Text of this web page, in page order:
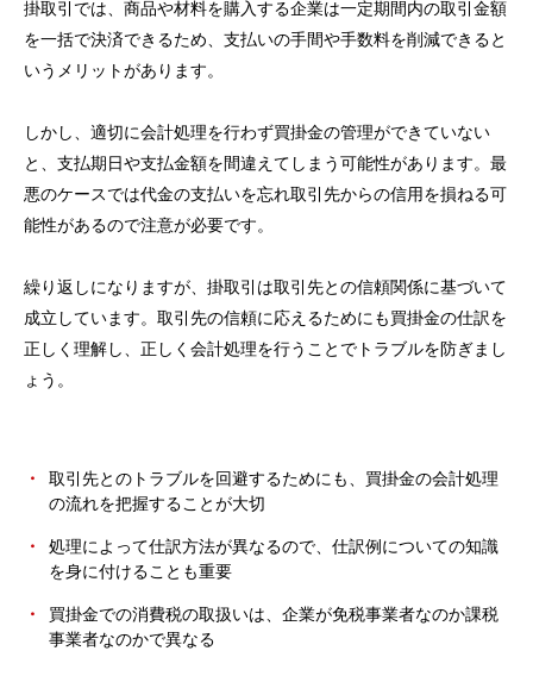
掛取引では、商品や材料を購入する企業は一定期間内の取引金額
を一括で決済できるため、支払いの手間や手数料を削減できると
いうメリットがあります。
しかし、適切に会計処理を行わず買掛金の管理ができていない
と、支払期日や支払金額を間違えてしまう可能性があります。最
悪のケースでは代金の支払いを忘れ取引先からの信用を損ねる可
能性があるので注意が必要です。
繰り返しになりますが、掛取引は取引先との信頼関係に基づいて
成立しています。取引先の信頼に応えるためにも買掛金の仕訳を
正しく理解し、正しく会計処理を行うことでトラブルを防ぎまし
ょう。
取引先とのトラブルを回避するためにも、買掛金の会計処理
の流れを把握することが大切
処理によって仕訳方法が異なるので、仕訳例についての知識
を身に付けることも重要
買掛金での消費税の取扱いは、企業が免税事業者なのか課税
事業者なのかで異なる